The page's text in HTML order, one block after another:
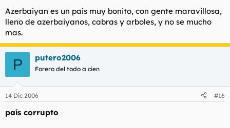
Azerbaiyan es un pais muy bonito, con gente maravillosa,
lleno de azerbaiyanos, cabras y arboles, y no se mucho
mas.
P putero2006
Forero del todo a cien
14 Dic 2006 #16
país corrupto